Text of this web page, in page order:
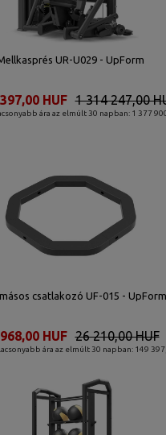
UR-U029 - UpForm
ára az elmúlt 30 napban: 1 377
1 314 247,00
HUF
csatlakozó UF-015 - UpForm
ára az elmúlt 30 napban: 149
26 210,00 HUF
HUF